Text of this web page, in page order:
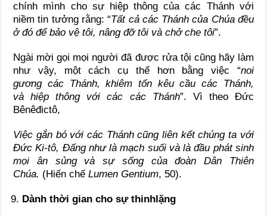
chính mình cho sự hiệp thông của các Thánh với
niềm tin tưởng rằng: “Tấtcả cácThánh của Chúa đều
ở đó để bảo vệ tôi, nâng đỡ tôi và chở che tôi”.
Ngài mời gọi mọi người đã được rửa tội cũng hãy làm
như vậy, một cách cụ thể hơn bằng việc “noi
gương cácThánh, khiêm tốn kêu cầu các Thánh,
và hiệp thông vớicác cácThánh”. Vì theo Đức
Bênêđictô,
Việc gắn bó với các Thánh cũng liên kết chúng ta với
Đức Ki-tô, Đấng như là mạch suối và là đầu phát sinh
mọi ân sủng và sự sống của đoàn Dân Thiên
Chúa. (Hiến chếLumen Gentium, 50).
Dành thời gian cho sự thinh lặng